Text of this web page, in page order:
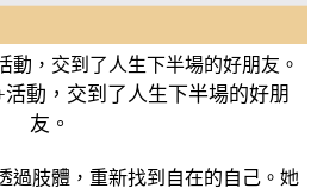
動，交到了人生下半場的好朋
友。